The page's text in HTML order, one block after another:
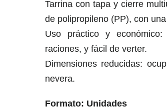
Tarrina con tapa y cierre
de polipropileno (PP), con
Uso práctico y
raciones, y fácil de verter.
Dimensiones reducidas:
nevera.
Formato: Unidades